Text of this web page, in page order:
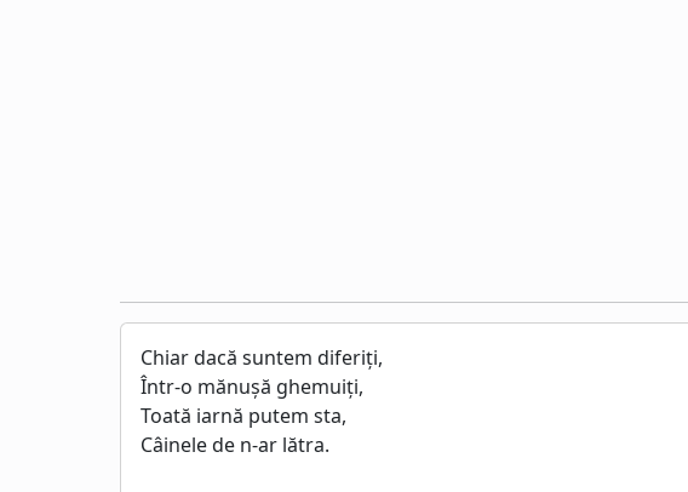
Chiar dacă suntem diferiți,
Într-o mănușă ghemuiți,
Toată iarnă putem sta,
Câinele de n-ar lătra.